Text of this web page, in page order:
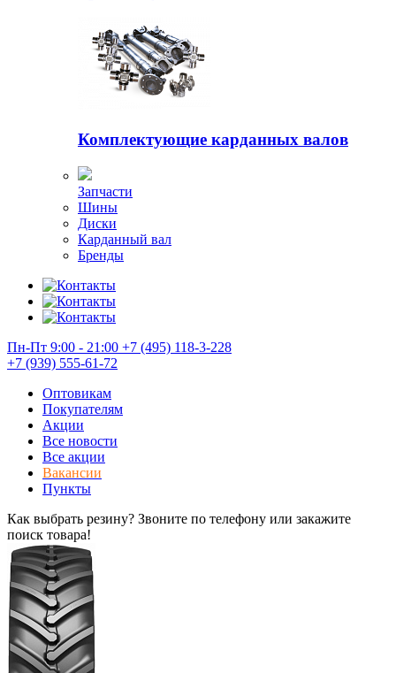
Комплектующие карданных валов
Запчасти
Шины
Диски
Карданный вал
Бренды
Пн-Пт 9:00 - 21:00 +7 (495) 118-3-228
+7 (939) 555-61-72
Оптовикам
Покупателям
Акции
Все новости
Все акции
Вакансии
Пункты
Как выбрать резину? Звоните по телефону или закажите
поиск товара!